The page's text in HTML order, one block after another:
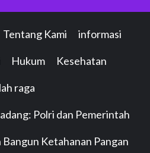
Tentang Kami informasi
Hukum Kesehatan
raga
Polri dan Pemerintah
Ketahanan Pangan